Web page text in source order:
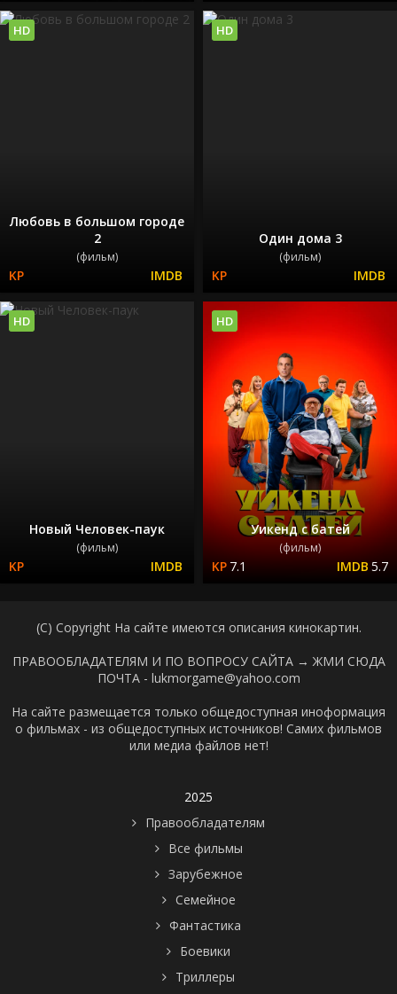
Любовь в большом городе
2
(фильм)
HD
Один дома 3
(фильм)
HD
Новый Человек-паук
(фильм)
HD
Уикенд с батей
(фильм)
7.1 5.7
HD
(C) Copyright На сайте имеются описания кинокартин.
ПРАВООБЛАДАТЕЛЯМ И ПО ВОПРОСУ САЙТА → ЖМИ СЮДА
ПОЧТА - lukmorgame@yahoo.com
На сайте размещается только общедоступная иноформация
о фильмах - из общедоступных источников! Самих фильмов
или медиа файлов нет!
2025
Правообладателям
Все фильмы
Зарубежное
Семейное
Фантастика
Боевики
Триллеры